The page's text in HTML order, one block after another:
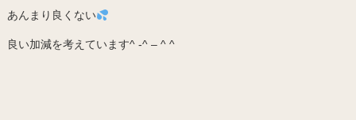
あんまり良くない
良い加減を考えています^ -^ – ^ ^